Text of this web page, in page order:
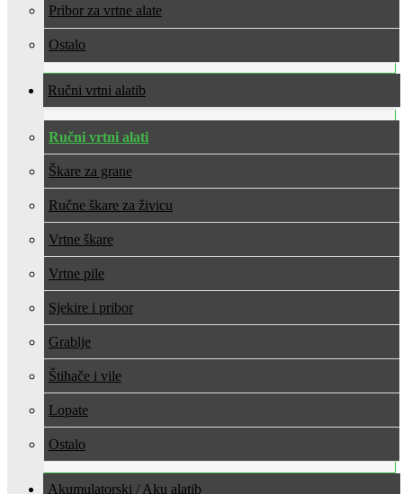
Pribor za vrtne alate
Ostalo
Ručni vrtni alati
Ručni vrtni alati
Škare za grane
Ručne škare za živicu
Vrtne škare
Vrtne pile
Sjekire i pribor
Grablje
Štihače i vile
Lopate
Ostalo
Akumulatorski / Aku alati